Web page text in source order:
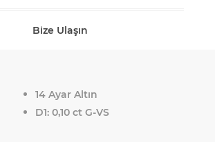
Bize Ulaşın
14 Ayar Altın
D1: 0,10 ct G-VS